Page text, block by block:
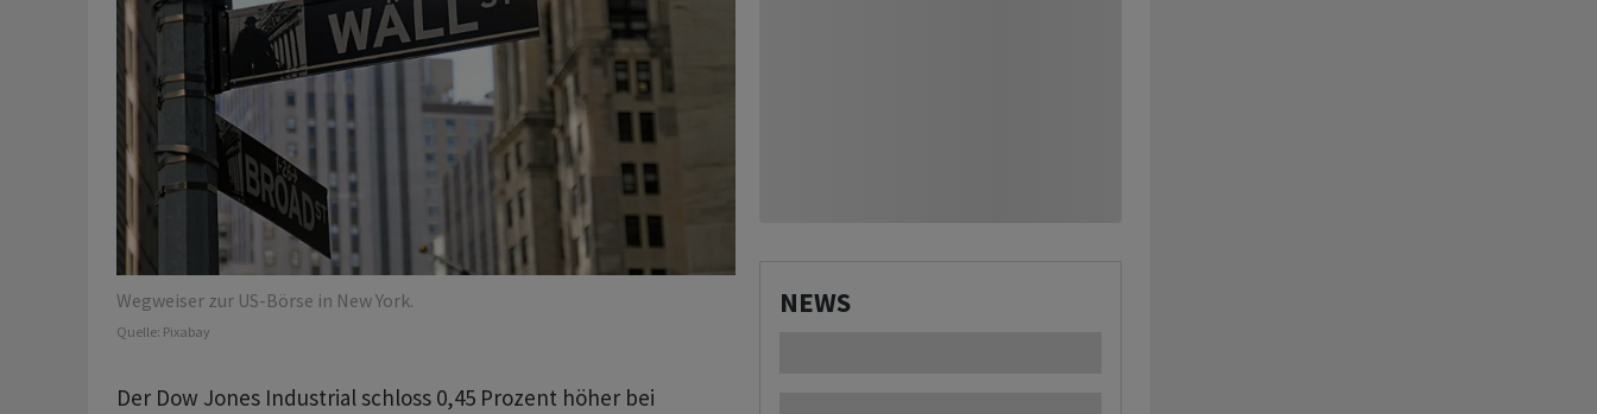
Wegweiser zur US-Börse in New York.
Quelle: Pixabay
Der Dow Jones Industrial schloss 0,45 Prozent höher bei
NEWS